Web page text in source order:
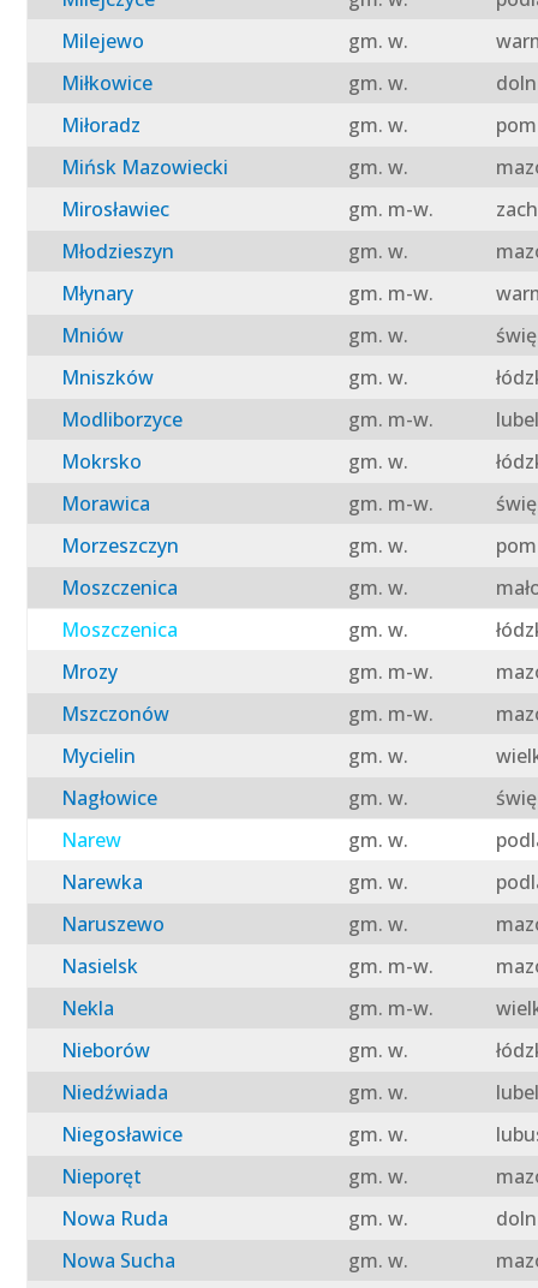
Milejewo
gm. w.
Miłkowice
gm. w.
Miłoradz
gm. w.
Mińsk Mazowiecki
gm. w.
Mirosławiec
gm. m-w.
Młodzieszyn
gm. w.
Młynary
gm. m-w.
Mniów
gm. w.
Mniszków
gm. w.
Modliborzyce
gm. m-w.
Mokrsko
gm. w.
Morawica
gm. m-w.
Morzeszczyn
gm. w.
Moszczenica
gm. w.
Moszczenica
gm. w.
Mrozy
gm. m-w.
Mszczonów
gm. m-w.
Mycielin
gm. w.
Nagłowice
gm. w.
Narew
gm. w.
Narewka
gm. w.
Naruszewo
gm. w.
Nasielsk
gm. m-w.
Nekla
gm. m-w.
Nieborów
gm. w.
Niedźwiada
gm. w.
Niegosławice
gm. w.
Nieporęt
gm. w.
Nowa Ruda
gm. w.
Nowa Sucha
gm. w.